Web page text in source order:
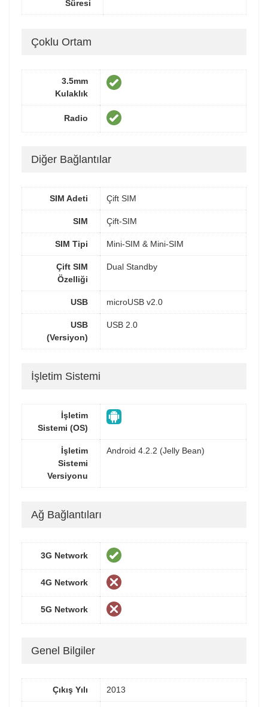
Süresi
Çoklu Ortam
3.5mm
Kulaklık
Radio
Diğer Bağlantılar
SIM Adeti Çift SIM
SIM Çift-SIM
SIM Tipi Mini-SIM & Mini-SIM
Çift SIM
Özelliği
Dual Standby
USB microUSB v2.0
USB
(Versiyon)
USB 2.0
İşletim Sistemi
İşletim
Sistemi (OS)
İşletim
Sistemi
Versiyonu
Android 4.2.2 (Jelly Bean)
Ağ Bağlantıları
3G Network
4G Network
5G Network
Genel Bilgiler
Çıkış Yılı 2013